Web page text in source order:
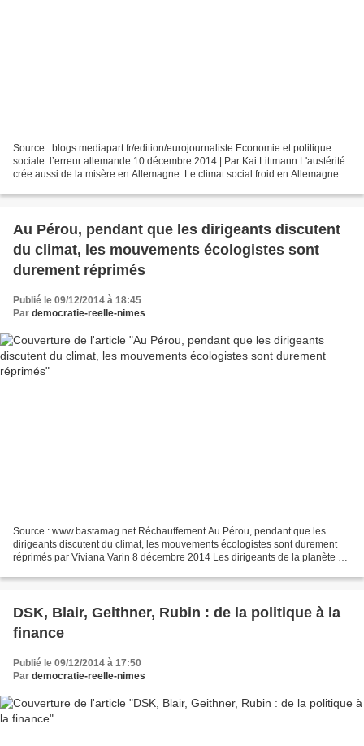
Source : blogs.mediapart.fr/edition/eurojournaliste Economie et politique
sociale: l’erreur allemande 10 décembre 2014 | Par Kai Littmann L'austérité
crée aussi de la misère en Allemagne. Le climat social froid en Allemagne
Au Pérou, pendant que les dirigeants discutent
du climat, les mouvements écologistes sont
durement réprimés
Publié le 09/12/2014 à 18:45
Par democratie-reelle-nimes
Source : www.bastamag.net Réchauffement Au Pérou, pendant que les
dirigeants discutent du climat, les mouvements écologistes sont durement
réprimés par Viviana Varin 8 décembre 2014 Les dirigeants de la planète se
DSK, Blair, Geithner, Rubin : de la politique à la
finance
Publié le 09/12/2014 à 17:50
Par democratie-reelle-nimes